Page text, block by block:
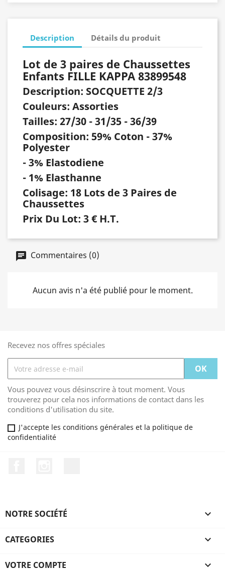
Description Détails du produit
Lot de 3 paires de Chaussettes
Enfants FILLE KAPPA 83899548
Description: SOCQUETTE 2/3
Couleurs: Assorties
Tailles: 27/30 - 31/35 - 36/39
Composition: 59% Coton - 37%
Polyester
- 3% Elastodiene
- 1% Elasthanne
Colisage: 18 Lots de 3 Paires de
Chaussettes
Prix Du Lot: 3 € H.T.
Commentaires (0)
Aucun avis n'a été publié pour le moment.
Recevez nos offres spéciales
Vous pouvez vous désinscrire à tout moment. Vous
trouverez pour cela nos informations de contact dans les
conditions d'utilisation du site.
J'accepte les conditions générales et la politique de
confidentialité
NOTRE SOCIÉTÉ 
CATEGORIES 
VOTRE COMPTE 